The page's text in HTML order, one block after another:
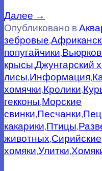
Далее →
Опубликовано в
зебровые,
попугайчики,
крысы,Джунгарский
лисы,Информация,
хомячки,Кролики,
гекконы,Морские
свинки,Песчанки,
какарики,Птицы,
животных,Сирийские
хомяки,Улитки,